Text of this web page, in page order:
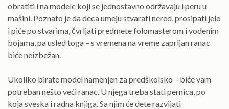
obratiti i na modele koji se jednostavno održavaju i peru u
mašini. Poznato je da deca umeju stvarati nered, prosipati jelo
i piće po stvarima, čvrljati predmete folomasterom i vodenim
bojama, pa usled toga – s vremena na vreme zaprljan ranac
biće neizbežan.
Ukoliko birate model namenjen za predškolsko – biće vam
potreban nešto veći ranac. U njega treba stati pernica, po
koja sveska i radna knjiga. Sa njim će dete razvijati